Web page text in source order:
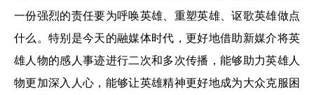
一份强烈的责任要为呼唤英雄、重塑英雄、讴歌英雄做点
什么。特别是今天的融媒体时代，更好地借助新媒介将英
雄人物的感人事迹进行二次和多次传播，能够助力英雄人
物更加深入人心，能够让英雄精神更好地成为大众克服困